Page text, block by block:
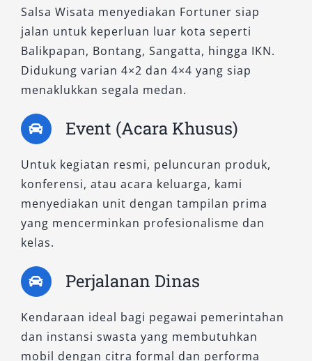
Varian ini menawarkan performa maksimal di
medan berat. Dilengkapi sistem penggerak
empat roda dan mesin diesel 2.8L, cocok untuk
wilayah perbukitan atau perjalanan proyek ke
kawasan terpencil. Sangat direkomendasikan
lokasi ke luar kota maupun area IKN.
2. Fortuner 2.8 VRZ 4×4 A/T
Versi ini hadir dengan kelengkapan fitur
hiburan, sistem keselamatan canggih, dan
kabin yang luas. Tipe ini sangat digemari dalam
profesional yang memerlukan mobil tangguh
sekaligus nyaman. Cocok pula digunakan
sebagai kendaraan VIP.
3. Fortuner 2.8 GR-S 4×4 A/T
Salsa Wisata menyediakan Fortuner siap
jalan untuk keperluan luar kota seperti
Balikpapan, Bontang, Sangatta, hingga IKN.
Didukung varian 4×2 dan 4×4 yang siap
menaklukkan segala medan.
Event (Acara Khusus)
Untuk kegiatan resmi, peluncuran produk,
konferensi, atau acara keluarga, kami
menyediakan unit dengan tampilan prima
yang mencerminkan profesionalisme dan
kelas.
Perjalanan Dinas
Kendaraan ideal bagi pegawai pemerintahan
dan instansi swasta yang membutuhkan
mobil dengan citra formal dan performa